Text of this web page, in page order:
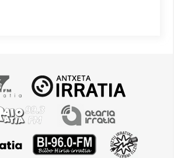
Arrosaren laburpen bideoa Hamaika
Telebistaren eskutik